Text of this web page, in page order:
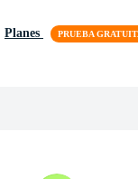
Planes